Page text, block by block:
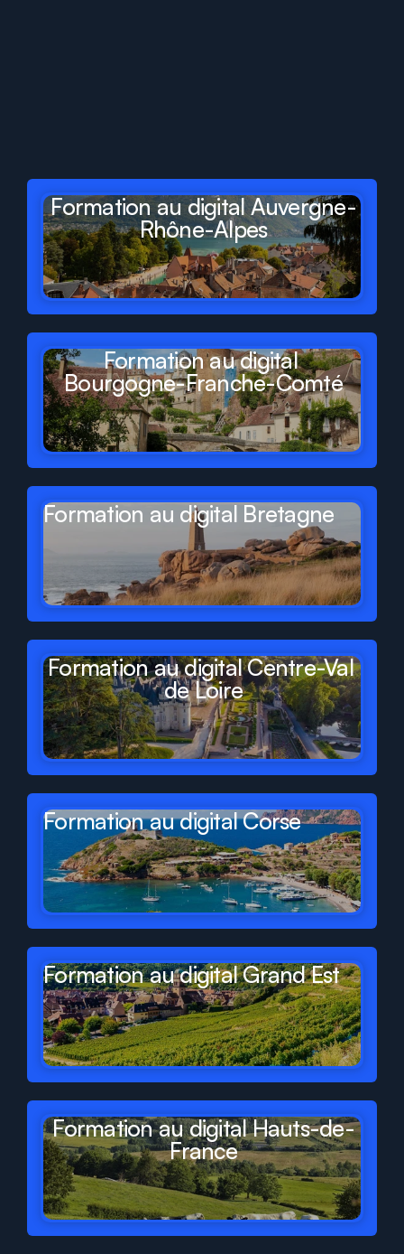
deFrance
Formation au digital Auvergne-
Rhône-Alpes
Formation au digital
Bourgogne-Franche-Comté
Formation au digital Bretagne
Formation au digital Centre-Val
de Loire
Formation au digital Corse
Formation au digital Grand Est
Formation au digital Hauts-de-
France